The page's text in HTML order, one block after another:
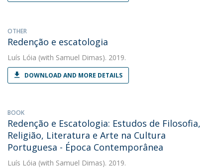
OTHER
Redenção e escatologia
Luís Lóia (with Samuel Dimas). 2019.
DOWNLOAD AND MORE DETAILS
BOOK
Redenção e Escatologia: Estudos de Filosofia,
Religião, Literatura e Arte na Cultura
Portuguesa - Época Contemporânea
Luís Lóia (with Samuel Dimas). 2019.